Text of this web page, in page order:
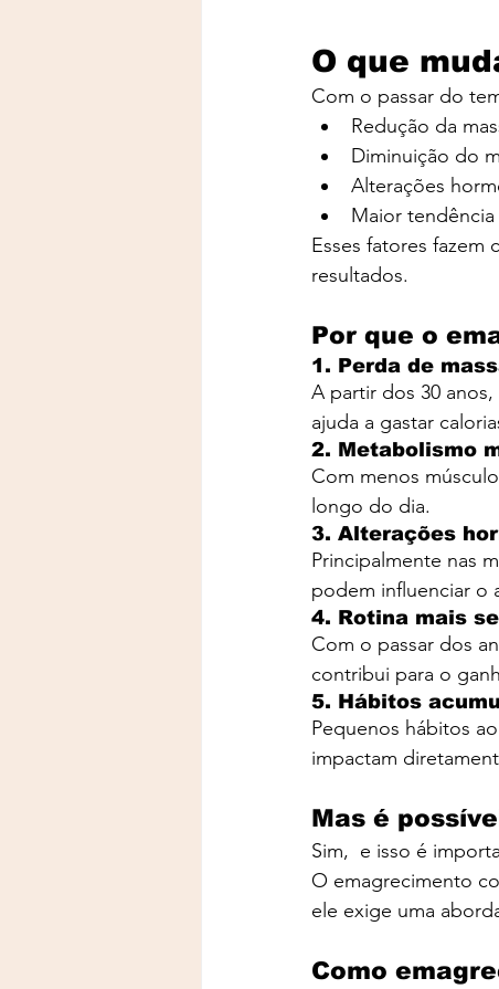
O que
Com o passar do
Redução da
Diminuição do
Alterações
Maior
Esses fatores
resultados.
Por que o
1. Perda de
A partir dos 30
ajuda a gastar
2. Metabolismo
Com menos
longo do dia.
3. Alterações
Principalmente nas
podem influenciar o
4. Rotina mais
Com o passar dos
contribui para o
5. Hábitos
Pequenos hábitos
impactam
Mas é
Sim,  e isso é
O emagrecimento
ele exige uma
Como